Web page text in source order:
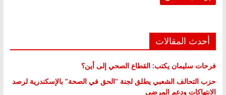
أحدث المقالات
فرحات سليمان يكتب: القطاع الصحي إلى أين؟
حزب التحالف الشعبي يطلق لجنة “الحق في الصحة” بالإسكندرية لرصد
الانتهاكات ودعم المرضى